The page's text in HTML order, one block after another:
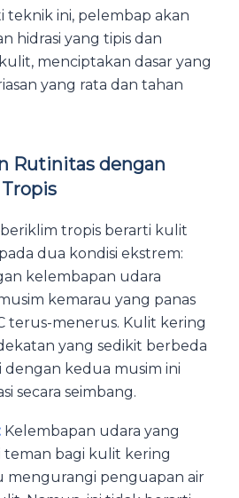
ini, pelembap akan
hidrasi yang tipis dan
menciptakan dasar yang
yang rata dan tahan
Rutinitas dengan
tropis berarti kulit
dua kondisi ekstrem:
kelembapan udara
kemarau yang panas
terus-menerus. Kulit kering
yang sedikit berbeda
kedua musim ini
secara seimbang.
Kelembapan udara yang
teman bagi kulit kering
mengurangi penguapan air